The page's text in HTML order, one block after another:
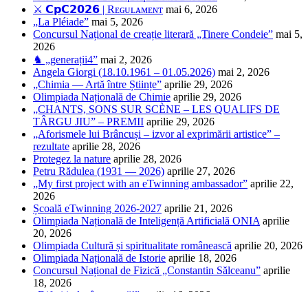
⚔️ 𝗖𝗽𝗖𝟮𝟬𝟮𝟲 | Rᴇɢᴜʟᴀᴍᴇɴᴛ mai 6, 2026
„La Pléiade” mai 5, 2026
Concursul Național de creație literară „Tinere Condeie” mai 5,
2026
♞ „generații4” mai 2, 2026
Angela Giorgi (18.10.1961 – 01.05.2026) mai 2, 2026
„Chimia — Artă între Științe” aprilie 29, 2026
Olimpiada Națională de Chimie aprilie 29, 2026
„CHANTS, SONS SUR SCÈNE – LES QUALIFS DE
TÂRGU JIU” – PREMII aprilie 29, 2026
„Aforismele lui Brâncuși – izvor al exprimării artistice” –
rezultate aprilie 28, 2026
Protegez la nature aprilie 28, 2026
Petru Rădulea (1931 — 2026) aprilie 27, 2026
„My first project with an eTwinning ambassador” aprilie 22,
2026
Școală eTwinning 2026-2027 aprilie 21, 2026
Olimpiada Națională de Inteligență Artificială ONIA aprilie
20, 2026
Olimpiada Cultură și spiritualitate românească aprilie 20, 2026
Olimpiada Națională de Istorie aprilie 18, 2026
Concursul Național de Fizică „Constantin Sălceanu” aprilie
18, 2026